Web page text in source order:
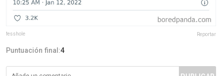
fesshole Reportar
Puntuación final:4